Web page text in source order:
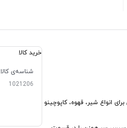
می توان برای انواع شیر، قهوه، کاپوچینو
خرید کالا
شناسه‌ی کالا
1021206